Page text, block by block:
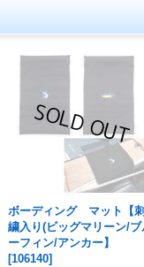
ボーディング マット【刺
繍入り(ビッグマリーン/ブ
ーフィン/アンカー】
[106140]